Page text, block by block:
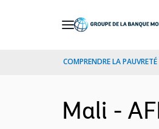
COMPRENDRE LA PAUVRETÉ
Mali -